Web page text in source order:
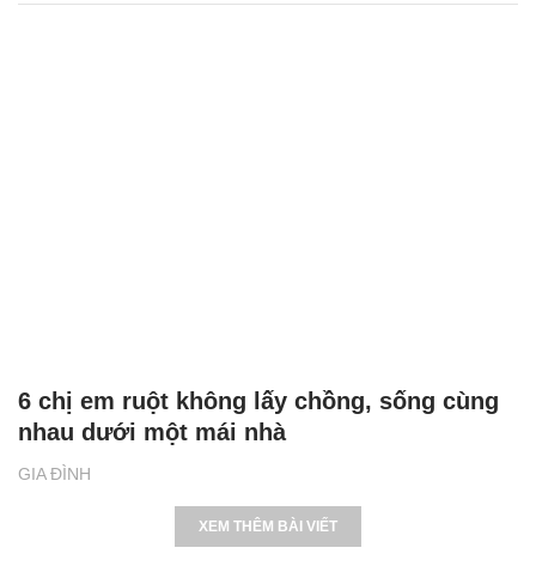
GIA ĐÌNH
6 chị em ruột không lấy chồng, sống cùng
nhau dưới một mái nhà
XEM THÊM BÀI VIẾT